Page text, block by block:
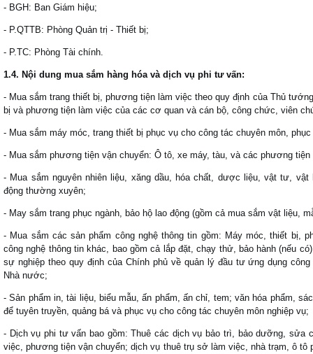
- BGH: Ban Giám hiệu;
- P.QTTB: Phòng Quản trị - Thiết bị;
- P.TC: Phòng Tài chính.
1.4. Nội dung mua sắm hàng hóa và dịch vụ phi tư vấn:
- Mua sắm trang thiết bị, phương tiện làm việc theo quy định của Thủ
bị và phương tiện làm việc của các cơ quan và cán bộ, công chức, viên
- Mua sắm máy móc, trang thiết bị phục vụ cho công tác chuyên môn,
- Mua sắm phương tiện vận chuyển: Ô tô, xe máy, tàu, và các phương tiện
- Mua sắm nguyên nhiên liệu, xăng dầu, hóa chất, dược liệu, vật tư, vật
động thường xuyên;
- May sắm trang phục ngành, bảo hộ lao động (gồm cả mua sắm vật liệu,
- Mua sắm các sản phẩm công nghệ thông tin gồm: Máy móc, thiết bị,
công nghệ thông tin khác, bao gồm cả lắp đặt, chạy thử, bảo hành (nếu
sự nghiệp theo quy định của Chính phủ về quản lý đầu tư ứng dụng
Nhà nước;
- Sản phẩm in, tài liệu, biểu mẫu, ấn phẩm, ấn chỉ, tem; văn hóa phẩm,
để tuyên truyền, quảng bá và phục vụ cho công tác chuyên môn nghiệp vụ;
- Dịch vụ phi tư vấn bao gồm: Thuê các dịch vụ bảo trì, bảo dưỡng, sửa
việc, phương tiện vận chuyển; dịch vụ thuê trụ sở làm việc, nhà trạm, ô tô